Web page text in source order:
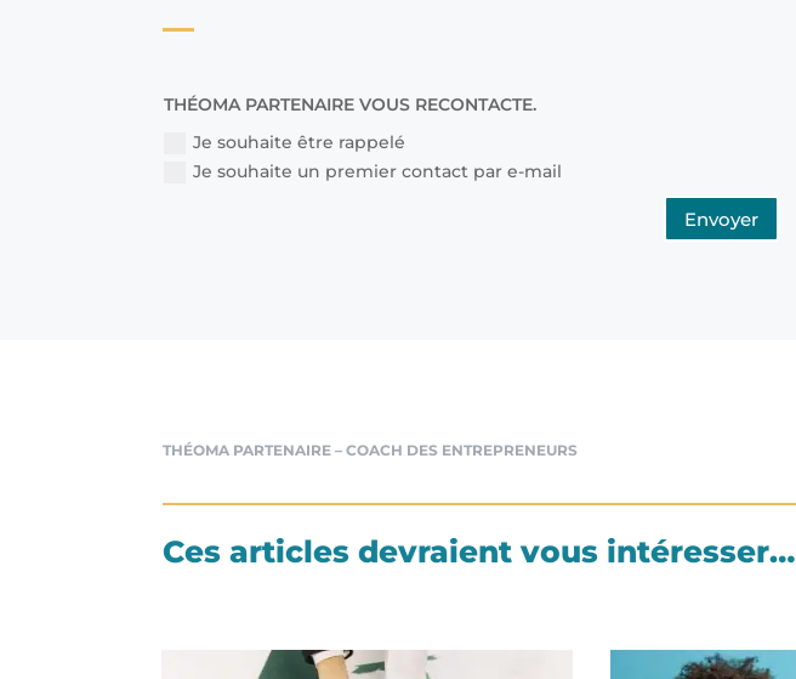
THÉOMA PARTENAIRE VOUS RECONTACTE.
Je souhaite être rappelé
Je souhaite un premier contact par e-mail
Envoyer
THÉOMA PARTENAIRE – COACH DES ENTREPRENEURS
Ces articles devraient vous intéresser…